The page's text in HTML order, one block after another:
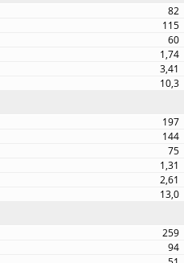
82
115
60
1,74
3,41
10,3
197
144
75
1,31
2,61
13,0
259
94